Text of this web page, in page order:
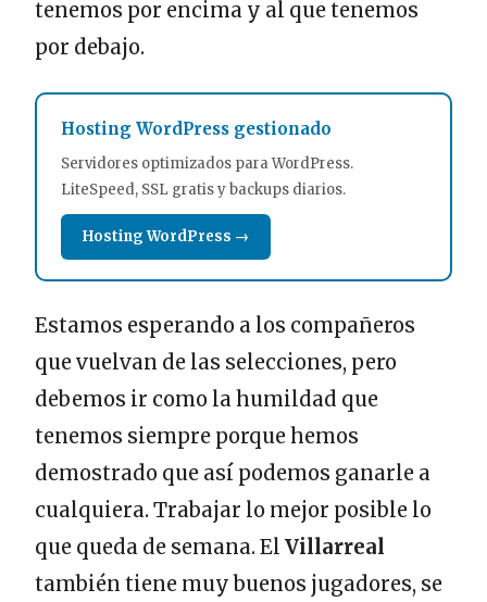
tenemos por encima y al que tenemos
por debajo.
Hosting WordPress gestionado
Servidores optimizados para WordPress.
LiteSpeed, SSL gratis y backups diarios.
Hosting WordPress →
Estamos esperando a los compañeros
que vuelvan de las selecciones, pero
debemos ir como la humildad que
tenemos siempre porque hemos
demostrado que así podemos ganarle a
cualquiera. Trabajar lo mejor posible lo
que queda de semana. El Villarreal
también tiene muy buenos jugadores, se